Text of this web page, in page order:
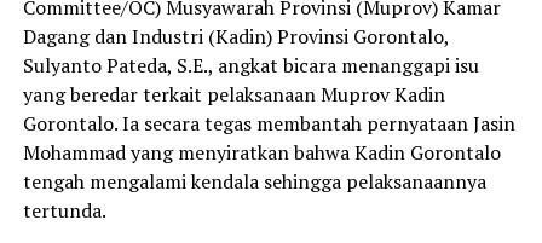
materil, tapi juga sesuatu yang bersifat hakiki dan
ukhrawi.
Lebih jauh lagi untuk membuktikan bahwa “Tuhan
terabaikan” oleh kita adalah saat waktu dibagi menjadi
sesuatu yang objektif dan subjektif. Subjektivitas yang
bersumber dari batin, diaktualisasikan dan
dipresentasikan secara beragam, satu manusia dengan
Committee/OC) Musyawarah Provinsi (Muprov) Kamar
Dagang dan Industri (Kadin) Provinsi Gorontalo,
Sulyanto Pateda, S.E., angkat bicara menanggapi isu
yang beredar terkait pelaksanaan Muprov Kadin
Gorontalo. Ia secara tegas membantah pernyataan Jasin
Mohammad yang menyiratkan bahwa Kadin Gorontalo
tengah mengalami kendala sehingga pelaksanaannya
tertunda.